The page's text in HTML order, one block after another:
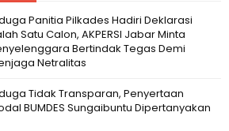
Panitia Pilkades Hadiri Deklarasi
Satu Calon, AKPERSI Jabar Minta
Bertindak Tegas Demi
Netralitas
Tidak Transparan, Penyertaan
BUMDES Sungaibuntu Dipertanyakan